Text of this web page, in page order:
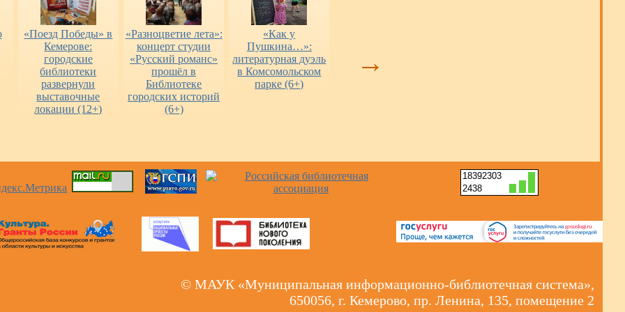
«Поезд Победы» в
Кемерове:
городские
библиотеки
развернули
выставочные
локации (12+)
«Разноцветие лета»:
концерт студии
«Русский романс»
прошёл в
Библиотеке
городских историй
(6+)
«Как у
Пушкина…»:
литературная дуэль
в Комсомольском
парке (6+)
экскурсии в места,
→
18392303
2438
© МАУК «Муниципальная информационно-библиотечная система»,
650056, г. Кемерово, пр. Ленина, 135, помещение 2